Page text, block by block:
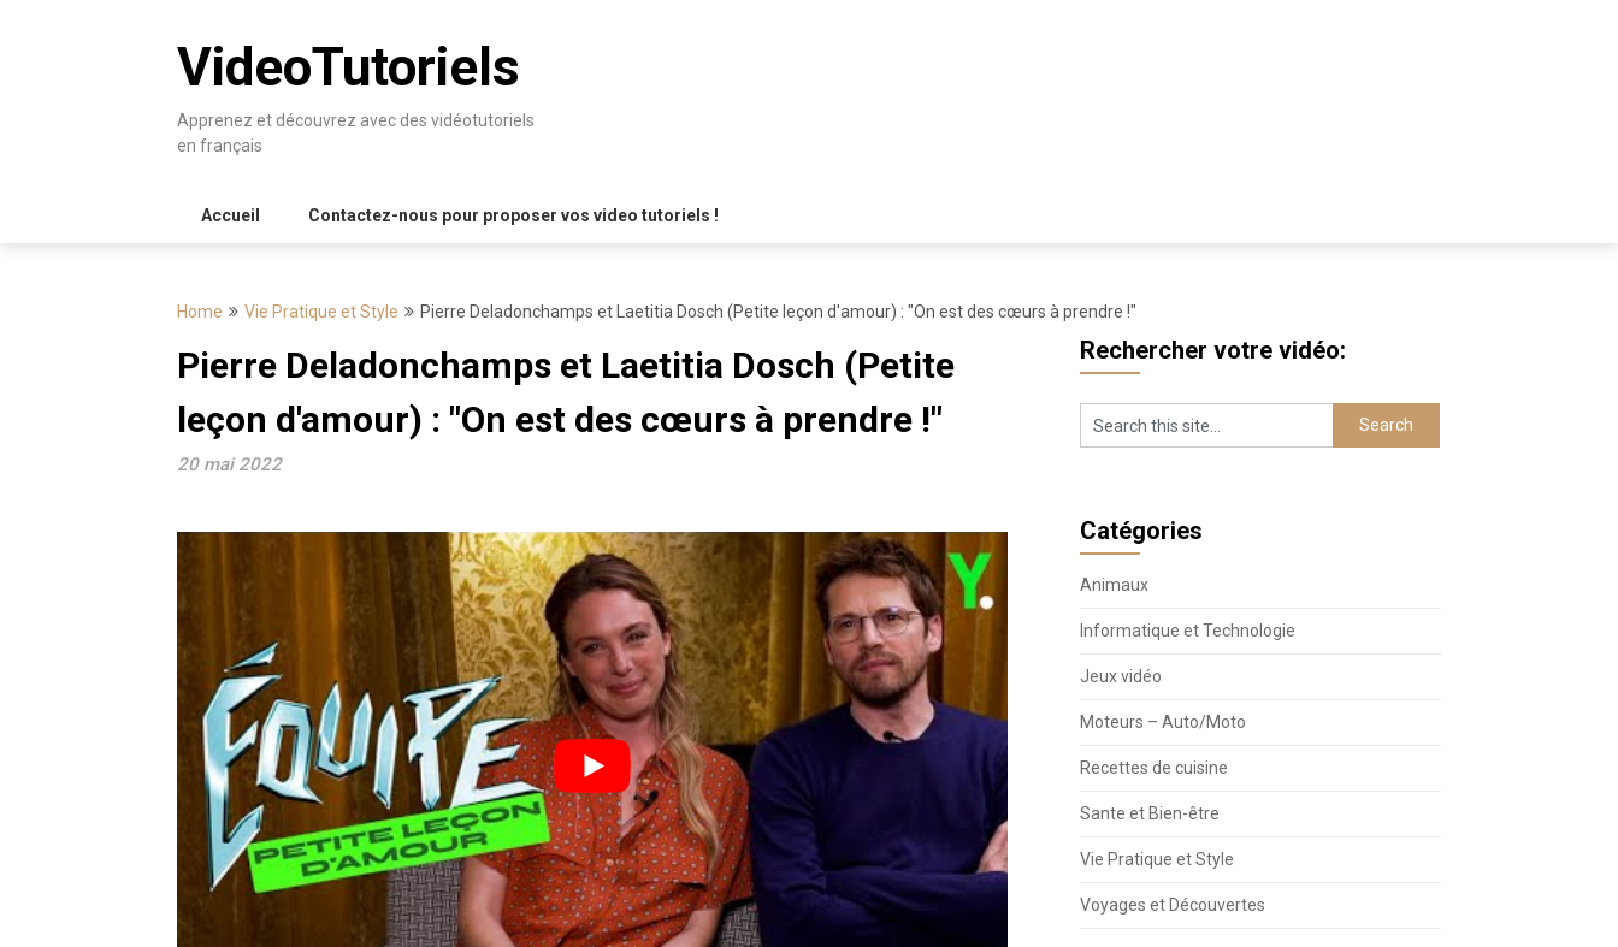
VideoTutoriels
Apprenez et découvrez avec des vidéotutoriels
en français
Accueil Contactez-nous pour proposer vos video tutoriels !
Home Vie Pratique et Style Pierre Deladonchamps et Laetitia Dosch (Petite leçon d'amour) : "On est des cœurs à prendre !"
Pierre Deladonchamps et Laetitia Dosch (Petite
leçon d'amour) : "On est des cœurs à prendre !"
20 mai 2022
Rechercher votre vidéo:
Catégories
Animaux
Informatique et Technologie
Jeux vidéo
Moteurs – Auto/Moto
Recettes de cuisine
Sante et Bien-être
Vie Pratique et Style
Voyages et Découvertes